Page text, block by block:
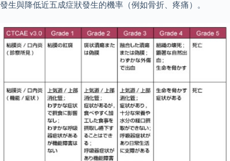
發生與降低近五成症狀發生的機率（例如骨折、疼痛）。